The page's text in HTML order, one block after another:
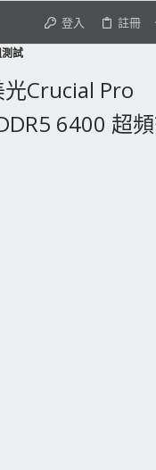
登入 註冊
試
Crucial Pro
6400 超